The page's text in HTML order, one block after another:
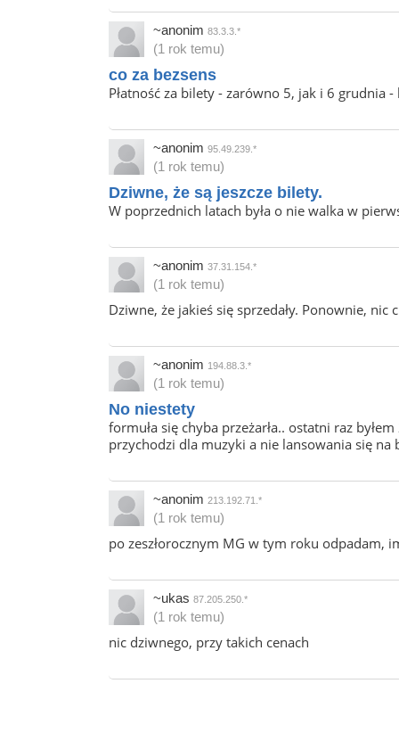
~anonim 83.3.3.*
(1 rok temu)
co za bezsens
Płatność za bilety - zarówno 5, jak i 6 grudnia
~anonim 95.49.239.*
(1 rok temu)
Dziwne, że są jeszcze bilety.
W poprzednich latach była o nie walka w
~anonim 37.31.154.*
(1 rok temu)
Dziwne, że jakieś się sprzedały. Ponownie,
~anonim 194.88.3.*
(1 rok temu)
No niestety
formuła się chyba przeżarła.. ostatni raz
przychodzi dla muzyki a nie lansowania się
~anonim 213.192.71.*
(1 rok temu)
po zeszłorocznym MG w tym roku odpadam,
~ukas 87.205.250.*
(1 rok temu)
nic dziwnego, przy takich cenach